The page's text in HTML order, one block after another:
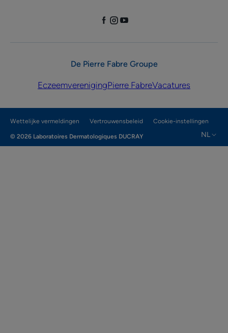
De Pierre Fabre Groupe
EczeemverenigingPierre FabreVacatures
Wettelijke vermeldingen Vertrouwensbeleid Cookie-instellingen
© 2026 Laboratoires Dermatologiques DUCRAY NL